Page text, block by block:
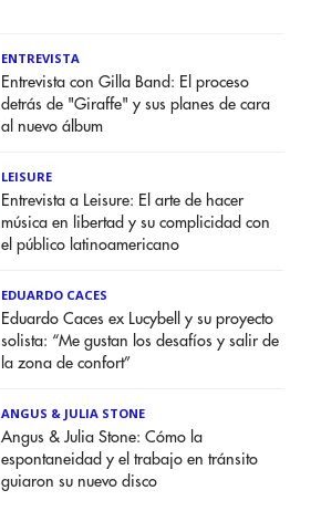
ENTREVISTA
Entrevista con Gilla Band: El proceso
detrás de "Giraffe" y sus planes de cara
al nuevo álbum
LEISURE
Entrevista a Leisure: El arte de hacer
música en libertad y su complicidad con
el público latinoamericano
EDUARDO CACES
Eduardo Caces ex Lucybell y su proyecto
solista: “Me gustan los desafíos y salir de
la zona de confort”
ANGUS & JULIA STONE
Angus & Julia Stone: Cómo la
espontaneidad y el trabajo en tránsito
guiaron su nuevo disco